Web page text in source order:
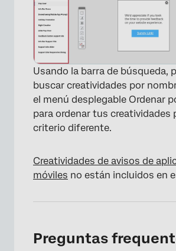
Usando la barra de búsqueda,
buscar creatividades por
el menú desplegable Ordenar
para ordenar tus creatividades
criterio diferente.
Creatividades de avisos de
móviles no están incluidos en
Preguntas